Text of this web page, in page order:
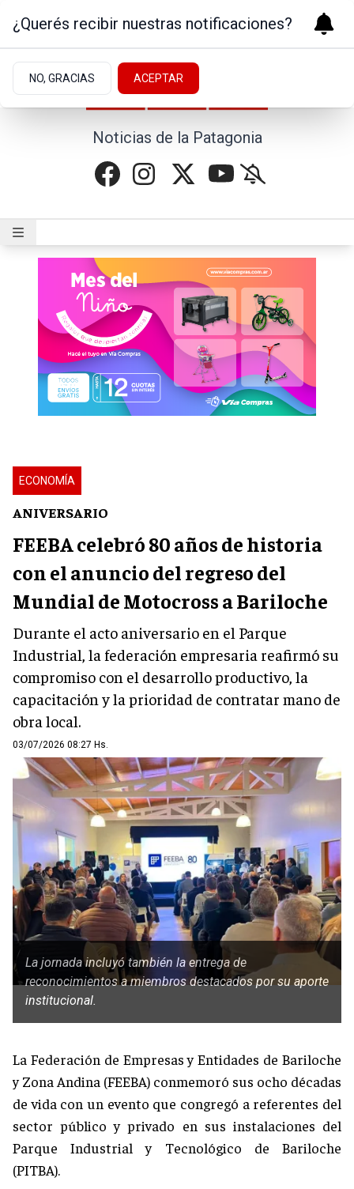
Noticias de la Patagonia
ECONOMÍA
ANIVERSARIO
FEEBA celebró 80 años de historia
con el anuncio del regreso del
Mundial de Motocross a Bariloche
Durante el acto aniversario en el Parque
Industrial, la federación empresaria reafirmó su
compromiso con el desarrollo productivo, la
capacitación y la prioridad de contratar mano de
obra local.
03/07/2026 08:27 Hs.
La jornada incluyó también la entrega de
reconocimientos a miembros destacados por su aporte
institucional.
La Federación de Empresas y Entidades de Bariloche
y Zona Andina (FEEBA) conmemoró sus ocho décadas
de vida con un evento que congregó a referentes del
sector público y privado en sus instalaciones del
Parque Industrial y Tecnológico de Bariloche
(PITBA).
¿Querés recibir nuestras notificaciones?
NO, GRACIAS ACEPTAR